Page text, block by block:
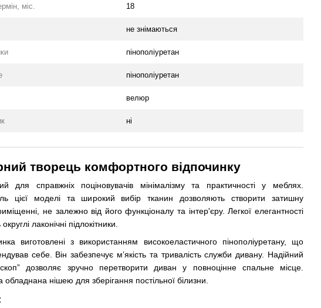
міс. 18
не знімаються
пінополіуретан
пінополіуретан
велюр
ні
творець комфортного відпочинку
для справжніх поціновувачів мінімалізму та практичності у меблях.
цієї моделі та широкий вибір тканин дозволяють створити затишну
не залежно від його функціоналу та інтер'єру. Легкої елегантності
лаконічні підлокітники.
виготовлені з використанням високоеластичного пінополіуретану, що
себе. Він забезпечує м’якість та тривалість служби дивану. Надійний
дозволяє зручно перетворити диван у повноцінне спальне місце.
обладнана нішею для зберігання постільної білизни.